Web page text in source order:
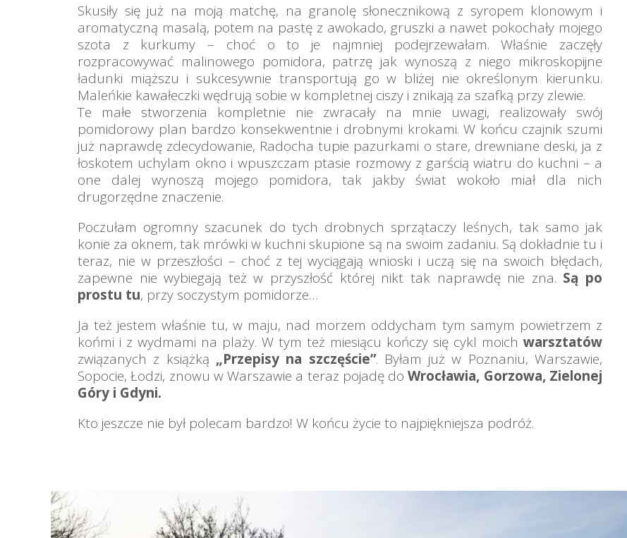
Skusiły się już na moją matchę, na granolę słonecznikową z syropem klonowym i
aromatyczną masalą, potem na pastę z awokado, gruszki a nawet pokochały mojego
szota z kurkumy – choć o to je najmniej podejrzewałam. Właśnie zaczęły
rozpracowywać malinowego pomidora, patrzę jak wynoszą z niego mikroskopijne
ładunki miąższu i sukcesywnie transportują go w bliżej nie określonym kierunku.
Maleńkie kawałeczki wędrują sobie w kompletnej ciszy i znikają za szafką przy zlewie.
Te małe stworzenia kompletnie nie zwracały na mnie uwagi, realizowały swój
pomidorowy plan bardzo konsekwentnie i drobnymi krokami. W końcu czajnik szumi
już naprawdę zdecydowanie, Radocha tupie pazurkami o stare, drewniane deski, ja z
łoskotem uchylam okno i wpuszczam ptasie rozmowy z garścią wiatru do kuchni – a
one dalej wynoszą mojego pomidora, tak jakby świat wokoło miał dla nich
drugorzędne znaczenie.
Poczułam ogromny szacunek do tych drobnych sprzątaczy leśnych, tak samo jak
konie za oknem, tak mrówki w kuchni skupione są na swoim zadaniu. Są dokładnie tu i
teraz, nie w przeszłości – choć z tej wyciągają wnioski i uczą się na swoich błędach,
zapewne nie wybiegają też w przyszłość której nikt tak naprawdę nie zna. Są po
prostu tu, przy soczystym pomidorze…
Ja też jestem właśnie tu, w maju, nad morzem oddycham tym samym powietrzem z
końmi i z wydmami na plaży. W tym też miesiącu kończy się cykl moich warsztatów
związanych z książką „Przepisy na szczęście”. Byłam już w Poznaniu, Warszawie,
Sopocie, Łodzi, znowu w Warszawie a teraz pojadę doWrocławia, Gorzowa, Zielonej
Góry i Gdyni.
Kto jeszcze nie był polecam bardzo! W końcu życie to najpiękniejsza podróż.